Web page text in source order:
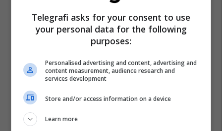
Telegrafi asks for your consent to use
your personal data for the following
purposes:
Personalised advertising and content, advertising and
content measurement, audience research and
services development
Store and/or access information on a device
Learn more